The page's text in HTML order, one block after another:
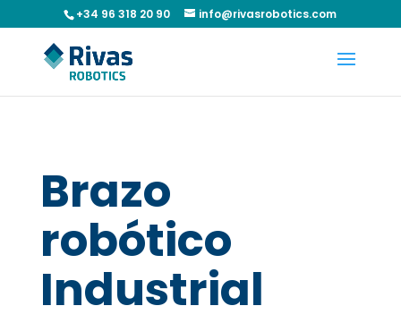
+34 96 318 20 90 info@rivasrobotics.com
Brazo
robótico
Industrial